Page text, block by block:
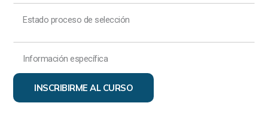
Estado proceso de selección
Información específica
INSCRIBIRME AL CURSO